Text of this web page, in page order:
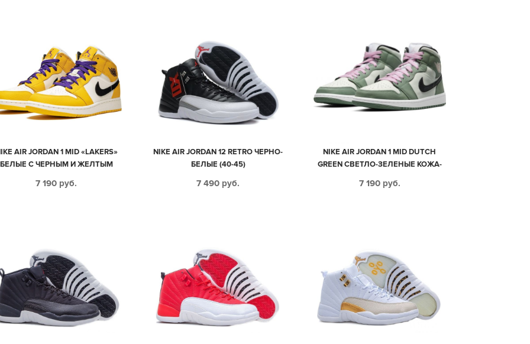
AIR JORDAN 1 MID «LAKERS»
БЕЛЫЕ С ЧЕРНЫМ И ЖЕЛТЫМ
7 190 руб.
NIKE AIR JORDAN 12 RETRO ЧЕРНО-
БЕЛЫЕ (40-45)
7 490 руб.
NIKE AIR JORDAN 1 MID DUTCH
GREEN СВЕТЛО-ЗЕЛЕНЫЕ КОЖА-
7 190 руб.